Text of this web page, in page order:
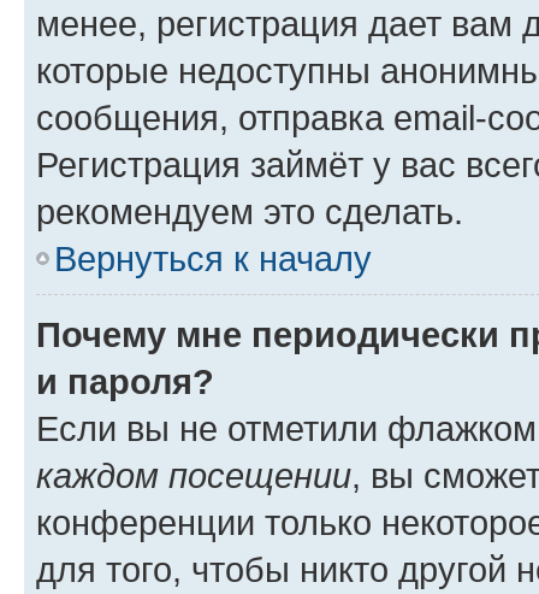
менее, регистрация дает вам
которые недоступны
сообщения, отправка email-
Регистрация займёт у вас
рекомендуем это сделать.
Вернуться к началу
Почему мне периодически
и пароля?
Если вы не отметили
каждом посещении, вы
конференции только
для того, чтобы никто другой